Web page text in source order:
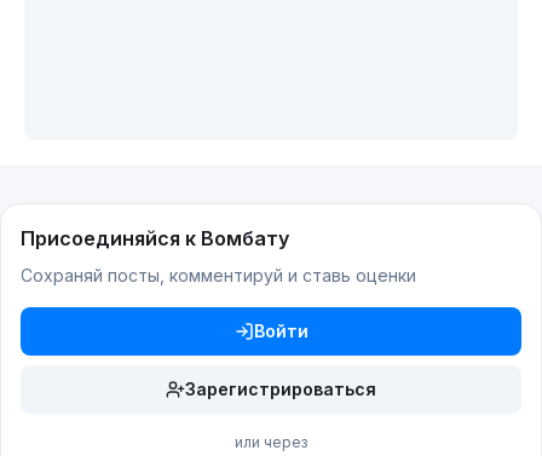
Присоединяйся к Вомбату
Сохраняй посты, комментируй и ставь оценки
Войти
Зарегистрироваться
или через